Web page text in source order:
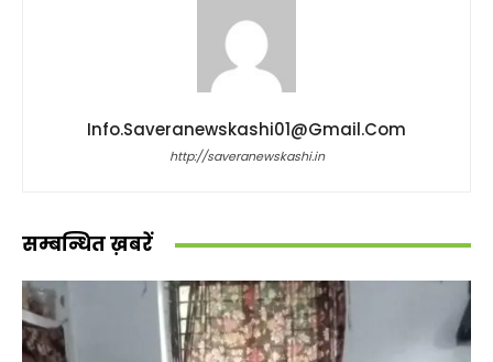
Info.saveranewskashi01@gmail.com
http://saveranewskashi.in
सम्बन्धित ख़बरें